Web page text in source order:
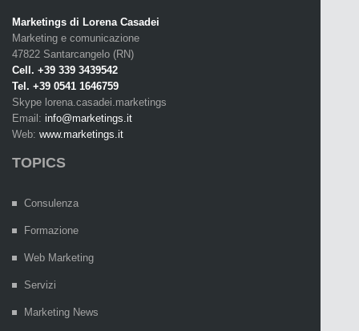
Marketings di Lorena Casadei
Marketing e comunicazione
47822 Santarcangelo (RN)
Cell. +39 339 3439542
Tel. +39 0541 1646759
Skype lorena.casadei.marketings
Email: info@marketings.it
Web: www.marketings.it
TOPICS
Consulenza
Formazione
Web Marketing
Servizi
Marketing News